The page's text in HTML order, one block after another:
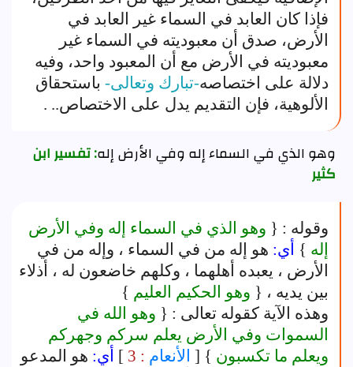
فإذا كان العابد في السماء غير العابد في
الأرض، صدق أن معبوديته في السماء غير
معبوديته في الأرض مع أن المعبود واحد، وفيه
دلالة على اختصاصه-تبارك وتعالى- باستحقاق
الألوهية، فإن التقديم يدل على الاختصاص.. .
وهو الذي في السماء إله وفي الأرض إله: تفسير ابن
كثير
وقوله : { وهو الذي في السماء إله وفي الأرض
إله } أي: هو إله من في السماء ، وإله من في
الأرض ، يعبده أهلهما ، وكلهم خاضعون له ، أذلاء
بين يديه ، { وهو الحكيم العليم }
وهذه الآية كقوله تعالى : { وهو الله في
السموات وفي الأرض يعلم سركم وجهركم
ويعلم ما تكسبون } [ الأنعام : 3
] أي: هو المدعو